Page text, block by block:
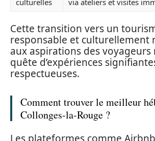
Cette transition vers un
responsable et culturellement
aux aspirations des voyageurs
quête d’expériences
respectueuses.
Comment trouver le meilleur
Collonges-la-Rouge ?